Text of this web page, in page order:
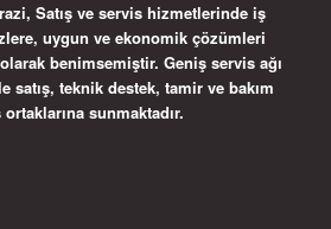
Satış ve servis hizmetlerinde iş
uygun ve ekonomik çözümleri
benimsemiştir. Geniş servis ağı
satış, teknik destek, tamir ve bakım
sunmaktadır.